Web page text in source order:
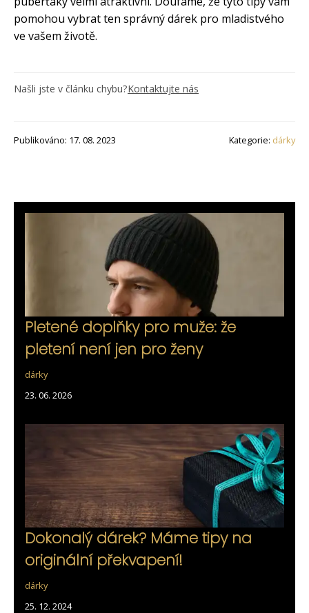
pomohou vybrat ten správný dárek pro mladistvého
ve vašem životě.
Našli jste v článku chybu?Kontaktujte nás
Publikováno: 17. 08. 2023 Kategorie: dárky
Pletené doplňky pro muže: že
pletení není jen pro ženy
dárky
23. 06. 2026
Dokonalý dárek? Máme tipy na
originální překvapení!
dárky
25. 12. 2024